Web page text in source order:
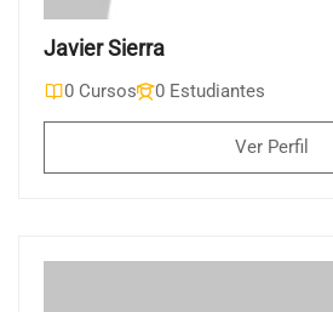
Javier Sierra
0 Cursos 0 Estudiantes
Ver Perfil